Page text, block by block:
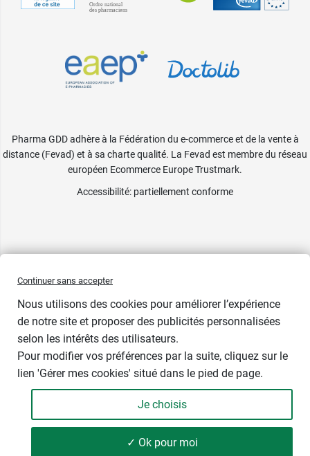
- +
Pharma GDD adhère à la Fédération du e-commerce et de la vente à
distance (Fevad) et à sa charte qualité. La Fevad est membre du réseau
européen Ecommerce Europe Trustmark.
Accessibilité: partiellement conforme
Continuer sans accepter
Nous utilisons des cookies pour améliorer l’expérience
de notre site et proposer des publicités personnalisées
selon les intérêts des utilisateurs.
Pour modifier vos préférences par la suite, cliquez sur le
lien 'Gérer mes cookies' situé dans le pied de page.
Je choisis
✓ Ok pour moi